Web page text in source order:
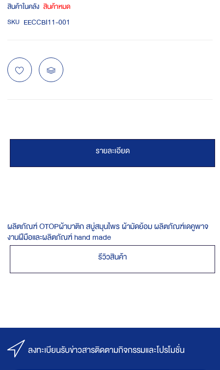
สินค้าในคลัง สินค้าหมด
SKU EECCBI11-001
รายละเอียด
ผลิตภัณฑ์ OTOPผ้าบาติก สบู่สมุนไพร ผ้ามัดย้อม ผลิตภัณฑ์เดคูพาจ
งานฝีมือและผลิตภัณฑ์ hand made
รีวิวสินค้า
ลงทะเบียนรับข่าวสารติดตามกิจกรรมและโปรโมชั่น